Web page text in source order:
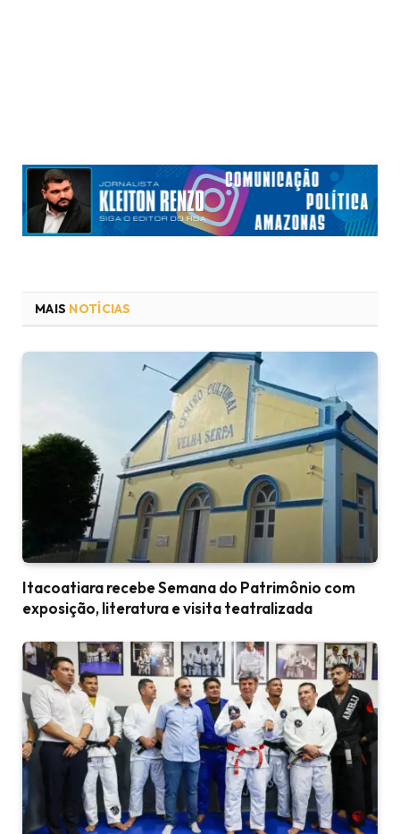
MAIS NOTÍCIAS
Itacoatiara recebe Semana do Patrimônio com
exposição, literatura e visita teatralizada